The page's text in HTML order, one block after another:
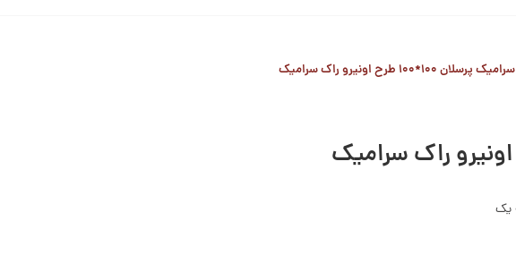
سرامیک پرسلان ۱۰۰*۱۰۰ طرح اونیرو راک سرامیک